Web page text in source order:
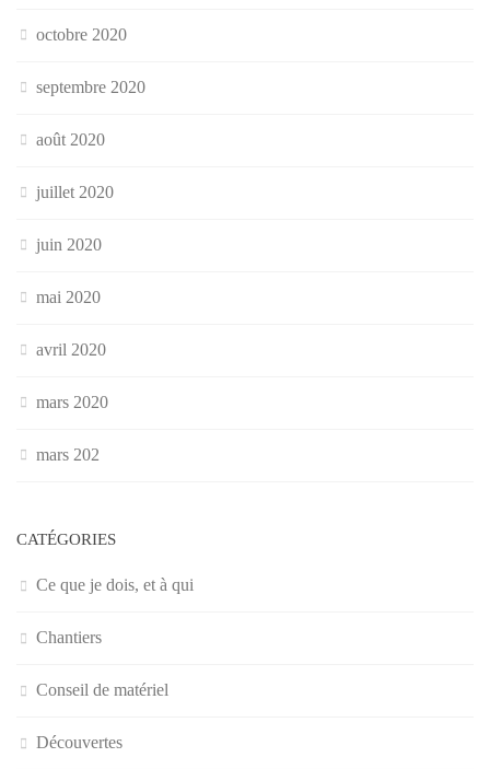
octobre 2020
septembre 2020
août 2020
juillet 2020
juin 2020
mai 2020
avril 2020
mars 2020
mars 202
CATÉGORIES
Ce que je dois, et à qui
Chantiers
Conseil de matériel
Découvertes